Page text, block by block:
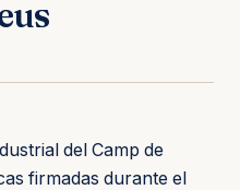
del Camp de
firmadas durante el